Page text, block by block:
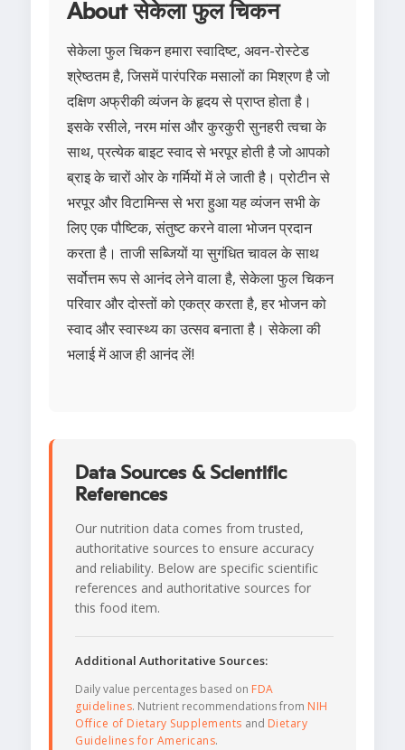
About सेकेला फुल चिकन
सेकेला फुल चिकन हमारा स्वादिष्ट, अवन-रोस्टेड
श्रेष्ठतम है, जिसमें पारंपरिक मसालों का मिश्रण है जो
दक्षिण अफ्रीकी व्यंजन के हृदय से प्राप्त होता है।
इसके रसीले, नरम मांस और कुरकुरी सुनहरी त्वचा के
साथ, प्रत्येक बाइट स्वाद से भरपूर होती है जो आपको
ब्राइ के चारों ओर के गर्मियों में ले जाती है। प्रोटीन से
भरपूर और विटामिन्स से भरा हुआ यह व्यंजन सभी के
लिए एक पौष्टिक, संतुष्ट करने वाला भोजन प्रदान
करता है। ताजी सब्जियों या सुगंधित चावल के साथ
सर्वोत्तम रूप से आनंद लेने वाला है, सेकेला फुल चिकन
परिवार और दोस्तों को एकत्र करता है, हर भोजन को
स्वाद और स्वास्थ्य का उत्सव बनाता है। सेकेला की
भलाई में आज ही आनंद लें!
Data Sources & Scientific
References
Our nutrition data comes from trusted,
authoritative sources to ensure accuracy
and reliability. Below are specific scientific
references and authoritative sources for
this food item.
Additional Authoritative Sources:
Daily value percentages based on FDA
guidelines. Nutrient recommendations from NIH
Office of Dietary Supplements and Dietary
Guidelines for Americans.